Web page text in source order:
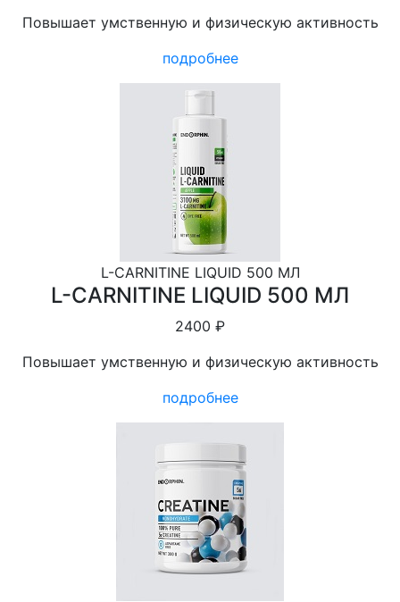
Повышает умственную и физическую активность
подробнее
L-СARNITINE LIQUID 500 МЛ
L-СARNITINE LIQUID 500 МЛ
2400 ₽
Повышает умственную и физическую активность
подробнее